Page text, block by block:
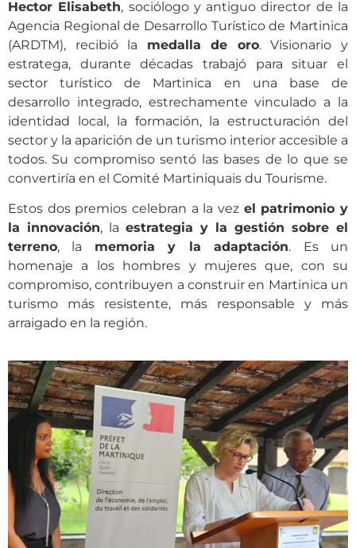
Hector Elisabeth, sociólogo y antiguo director de la
Agencia Regional de Desarrollo Turístico de Martinica
(ARDTM), recibió la medalla de oro. Visionario y
estratega, durante décadas trabajó para situar el
sector turístico de Martinica en una base de
desarrollo integrado, estrechamente vinculado a la
identidad local, la formación, la estructuración del
sector y la aparición de un turismo interior accesible a
todos. Su compromiso sentó las bases de lo que se
convertiría en el Comité Martiniquais du Tourisme.
Estos dos premios celebran a la vez el patrimonio y
la innovación, la estrategia y la gestión sobre el
terreno, la memoria y la adaptación. Es un
homenaje a los hombres y mujeres que, con su
compromiso, contribuyen a construir en Martinica un
turismo más resistente, más responsable y más
arraigado en la región.